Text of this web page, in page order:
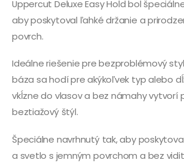
Uppercut Deluxe Easy Hold bol
aby poskytoval ľahké držanie a
povrch.
Ideálne riešenie pre bezproblémový
báza sa hodí pre akýkoľvek typ alebo
vkĺzne do vlasov a bez námahy vytvorí
beztiažový štýl.
Špeciálne navrhnutý tak, aby
a svetlo s jemným povrchom a bez